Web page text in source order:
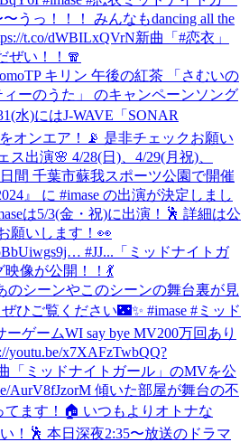
うっ！！！ みんなもdancing all the
t.co/dWBILxQVrN新曲「#恋衣」
ぜい！！🧣
キリン 午後の紅茶 「さむいの
ーのうた」 のキャンペーンソング
水)にはJ-WAVE「SONAR
オンエア！📡 是非チェックお願い
ス出演🌸 4/28(日)、4/29(月祝)、
間 千葉市蘇我スポーツ公園で開催
』 に #imase の出演が決定しまし
は5/3(金・祝)に出演！🕺 詳細は公
願いします！👀
#JJ... 「ミッドナイトガ
像が公開！！💃
のシーンやこのシーンの舞台裏が見
ひご覧ください🌃✨ #imase #ミッド
ーゲームWI say bye MV200万回あり
youtu.be/x7XAFzTwbQQ?
「ミッドナイトガール」のMVを公
AurV8fJzorM 傾いた部屋が舞台の不
ます！🏠 いつもよりオトナな
！🕺 本日深夜2:35〜放送のドラマ